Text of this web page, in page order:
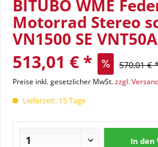
BITUBO WME
Motorrad Stereo
VN1500 SE VNT50A
513,01 € * 570,01 €
Preise inkl. gesetzlicher MwSt.zzgl.
Lieferzeit: 15 Tage
In den